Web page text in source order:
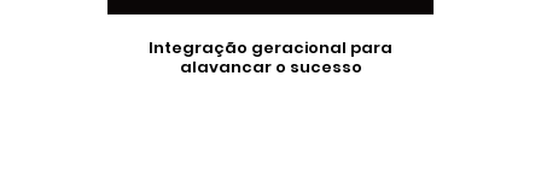
Integração geracional para
alavancar o sucesso